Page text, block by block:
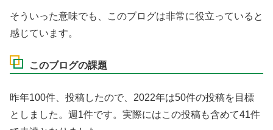
そういった意味でも、このブログは非常に役立っていると
感じています。
このブログの課題
昨年100件、投稿したので、2022年は50件の投稿を目標
としました。週1件です。実際にはこの投稿も含めて41件